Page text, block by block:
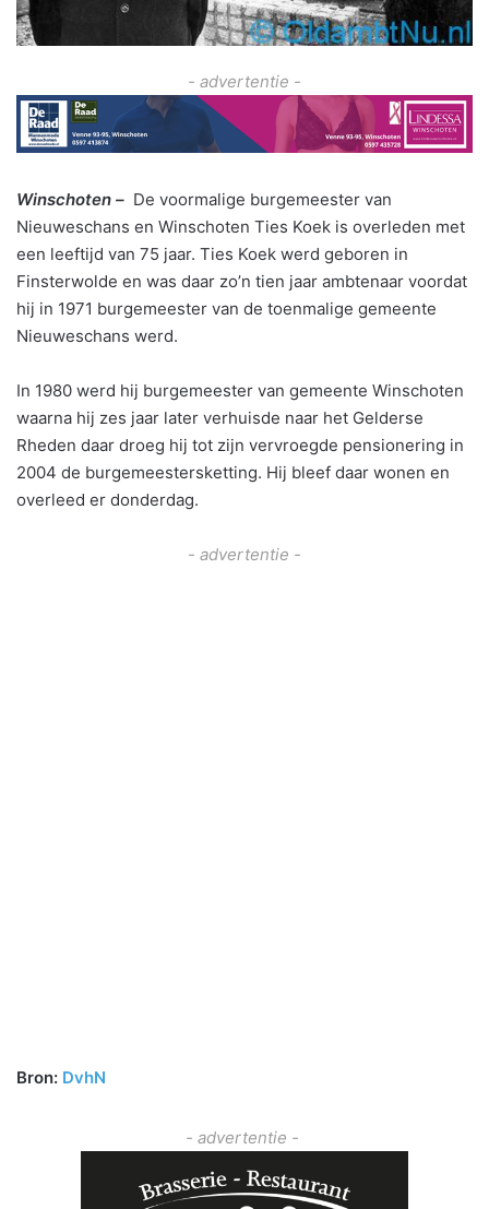
- advertentie -
Winschoten – De voormalige burgemeester van
Nieuweschans en Winschoten Ties Koek is overleden met
een leeftijd van 75 jaar. Ties Koek werd geboren in
Finsterwolde en was daar zo’n tien jaar ambtenaar voordat
hij in 1971 burgemeester van de toenmalige gemeente
Nieuweschans werd.
In 1980 werd hij burgemeester van gemeente Winschoten
waarna hij zes jaar later verhuisde naar het Gelderse
Rheden daar droeg hij tot zijn vervroegde pensionering in
2004 de burgemeestersketting. Hij bleef daar wonen en
overleed er donderdag.
- advertentie -
Bron: DvhN
- advertentie -